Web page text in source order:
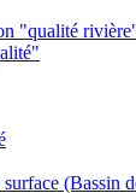
"qualité
(Bassin